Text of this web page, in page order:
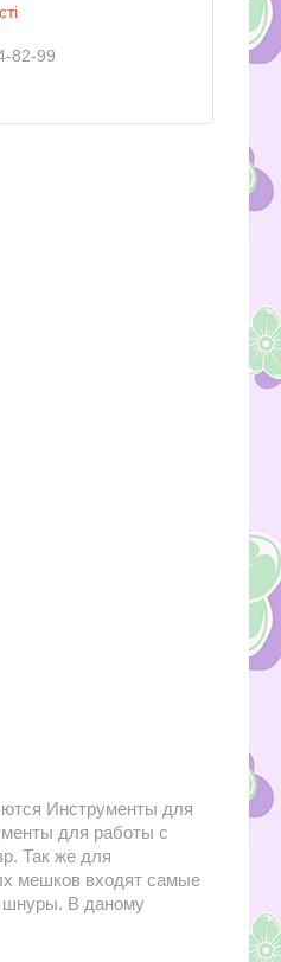
82-99
Инструменты для
для работы с
Так же для
мешков входят самые
шнуры. В даному